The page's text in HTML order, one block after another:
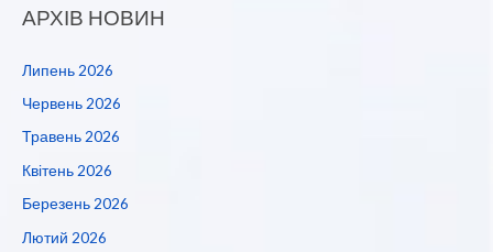
АРХІВ НОВИН
Липень 2026
Червень 2026
Травень 2026
Квітень 2026
Березень 2026
Лютий 2026